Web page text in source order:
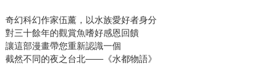
奇幻科幻作家伍薰，以水族愛好者身分
對三十餘年的觀賞魚嗜好感恩回饋
讓這部漫畫帶您重新認識一個
截然不同的夜之台北——《水都物語》